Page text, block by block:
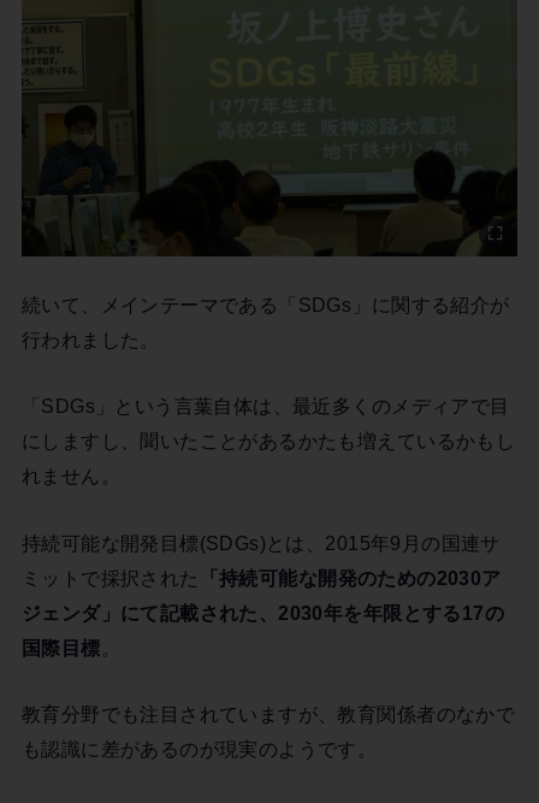
続いて、メインテーマである「SDGs」に関する紹介が
行われました。
「SDGs」という言葉自体は、最近多くのメディアで目
にしますし、聞いたことがあるかたも増えているかもし
れません。
持続可能な開発目標(SDGs)とは、2015年9月の国連サ
ミットで採択された
「持続可能な開発のための2030ア
ジェンダ」にて記載された、2030年を年限とする17の
国際目標。
教育分野でも注目されていますが、教育関係者のなかで
も認識に差があるのが現実のようです。